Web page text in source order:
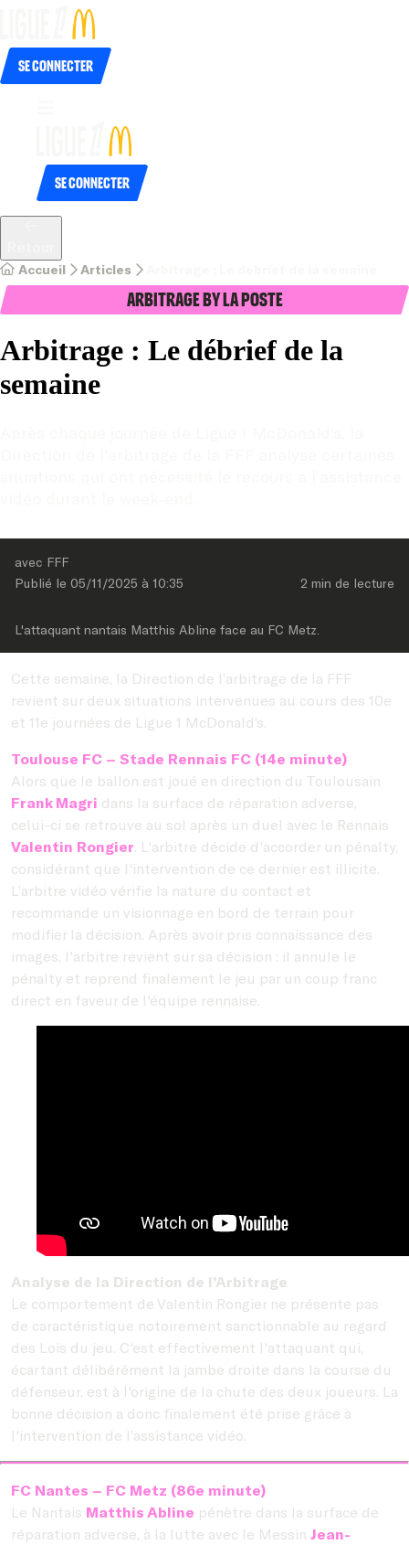
Se connecter
Se connecter
Accueil Articles
Arbitrage by La Poste
Arbitrage : Le débrief de la
semaine
avec FFF
Publié le 05/11/2025 à 10:35 2 min de lecture
L'attaquant nantais Matthis Abline face au FC Metz.
Cette semaine, la Direction de l’arbitrage de la FFF
revient sur deux situations intervenues au cours des 10e
et 11e journées de Ligue 1 McDonald’s.
Toulouse FC – Stade Rennais FC (14e minute)
Alors que le ballon est joué en direction du Toulousain
Frank Magri dans la surface de réparation adverse,
celui-ci se retrouve au sol après un duel avec le Rennais
Valentin Rongier. L'arbitre décide d'accorder un pénalty,
considérant que l'intervention de ce dernier est illicite.
L’arbitre vidéo vérifie la nature du contact et
recommande un visionnage en bord de terrain pour
modifier la décision. Après avoir pris connaissance des
images, l'arbitre revient sur sa décision : il annule le
pénalty et reprend finalement le jeu par un coup franc
direct en faveur de l'équipe rennaise.
Analyse de la Direction de l’Arbitrage
Le comportement de Valentin Rongier ne présente pas
de caractéristique notoirement sanctionnable au regard
des Lois du jeu. C'est effectivement l'attaquant qui,
écartant délibérément la jambe droite dans la course du
défenseur, est à l'origine de la chute des deux joueurs. La
bonne décision a donc finalement été prise grâce à
l'intervention de l’assistance vidéo.
FC Nantes – FC Metz (86e minute)
Le Nantais Matthis Abline pénètre dans la surface de
réparation adverse, à la lutte avec le Messin Jean-